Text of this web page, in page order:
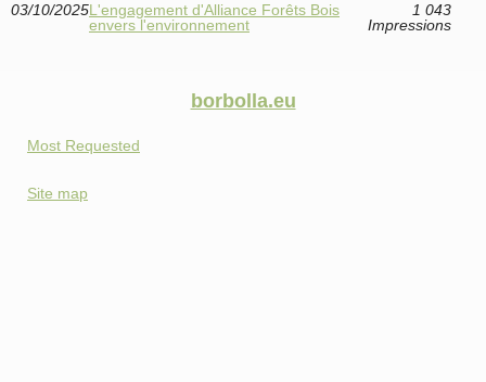
03/10/2025L'engagement d'Alliance Forêts Bois
envers l'environnement
1 043
Impressions
borbolla.eu
Most Requested
Site map